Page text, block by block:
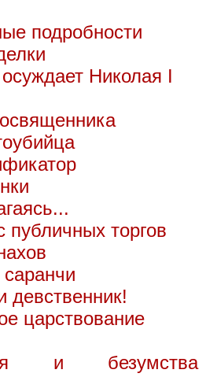
подробности
Николая I
публичных торгов
девственник!
царствование
и безумства